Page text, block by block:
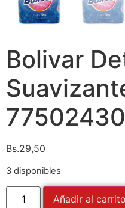
Bolivar
Bs.29,50
3 disponibles
Añadir al carrito